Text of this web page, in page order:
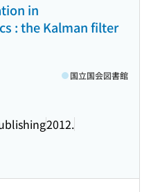
in
: the Kalman filter
2012.
国立国会図書館